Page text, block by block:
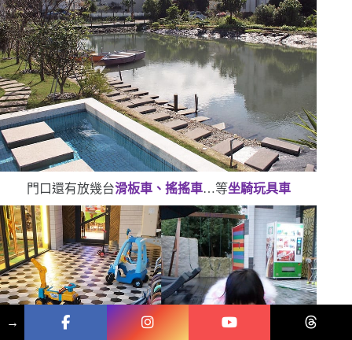
門口還有放幾台滑板車、搖搖車…等坐騎玩具車
→